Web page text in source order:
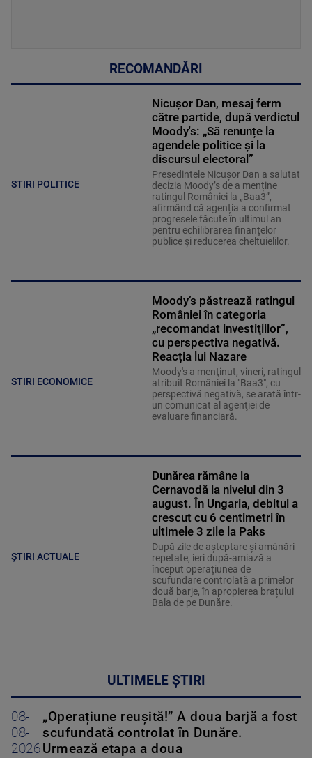
RECOMANDĂRI
STIRI POLITICE
Nicușor Dan, mesaj ferm
către partide, după verdictul
Moody's: „Să renunțe la
agendele politice şi la
discursul electoral”
Președintele Nicușor Dan a salutat
decizia Moody’s de a menține
ratingul României la „Baa3”,
afirmând că agenția a confirmat
progresele făcute în ultimul an
pentru echilibrarea finanțelor
publice și reducerea cheltuielilor.
STIRI ECONOMICE
Moody’s păstrează ratingul
României în categoria
„recomandat investiţiilor”,
cu perspectiva negativă.
Reacția lui Nazare
Moody's a menţinut, vineri, ratingul
atribuit României la "Baa3", cu
perspectivă negativă, se arată într-
un comunicat al agenţiei de
evaluare financiară.
ȘTIRI ACTUALE
Dunărea rămâne la
Cernavodă la nivelul din 3
august. În Ungaria, debitul a
crescut cu 6 centimetri în
ultimele 3 zile la Paks
După zile de așteptare și amânări
repetate, ieri după-amiază a
început operațiunea de
scufundare controlată a primelor
două barje, în apropierea brațului
Bala de pe Dunăre.
ULTIMELE ȘTIRI
08-
08-
2026
„Operațiune reușită!” A doua barjă a fost
scufundată controlat în Dunăre.
Urmează etapa a doua